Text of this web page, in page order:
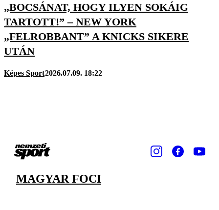
„BOCSÁNAT, HOGY ILYEN SOKÁIG
TARTOTT!” – NEW YORK
„FELROBBANT” A KNICKS SIKERE
UTÁN
Képes Sport2026.07.09. 18:22
MAGYAR FOCI